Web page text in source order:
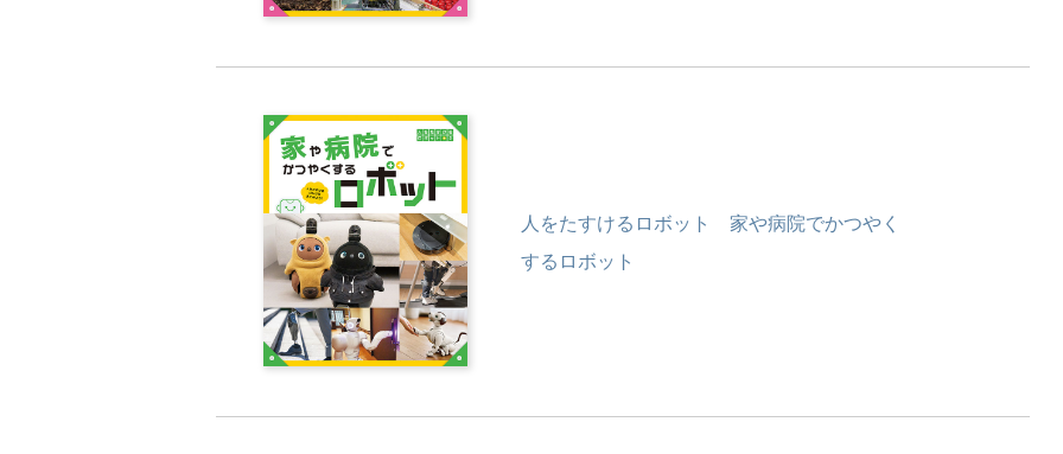
人をたすけるロボット 家や病院でかつやく
するロボット